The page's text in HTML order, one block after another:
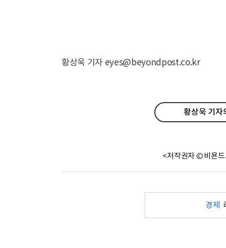
황상욱 기자 eyes@beyondpost.co.kr
황상욱 기자
<저작권자 © 비욘드
경제